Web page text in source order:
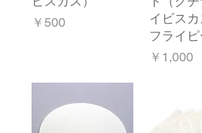
価格
￥500
イビス
フライ
価格
￥1,000